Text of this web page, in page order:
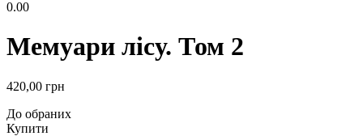
0.00
Мемуари лісу. Том 2
420,00 грн
До обраних
Купити